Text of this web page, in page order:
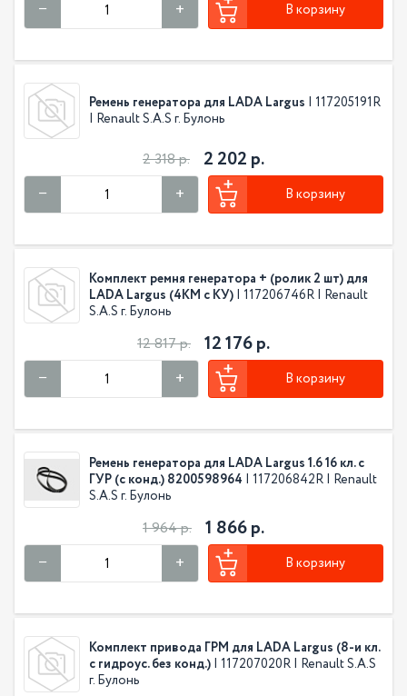
В корзину
Ремень генератора для LADA Largus | 117205191R
| Renault S.A.S г. Булонь
2 318 р. 2 202 р.
В корзину
Комплект ремня генератора + (ролик 2 шт) для
LADA Largus (4KM c КУ) | 117206746R | Renault
S.A.S г. Булонь
12 817 р. 12 176 р.
В корзину
Ремень генератора для LADA Largus 1.6 16 кл. с
ГУР (с конд.) 8200598964 | 117206842R | Renault
S.A.S г. Булонь
1 964 р. 1 866 р.
В корзину
Комплект привода ГРМ для LADA Largus (8-и кл.
с гидроус. без конд.) | 117207020R | Renault S.A.S
г. Булонь